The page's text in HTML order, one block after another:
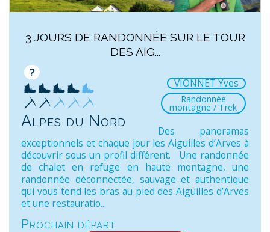
3 JOURS DE RANDONNÉE SUR LE TOUR
DES AIG...
?
Alpes du Nord
VIONNET Yves
Randonnée
montagne / Trek
Des panoramas
exceptionnels et chaque jour les Aiguilles d’Arves à
découvrir sous un profil différent. Une randonnée
de chalet en refuge en haute montagne, une
randonnée déconnectée, sauvage et authentique
qui vous tend les bras au pied des Aiguilles d’Arves
et une restauratio...
Prochain départ